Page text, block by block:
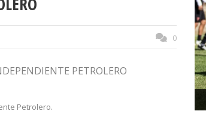
0
PETROLERO
Petrolero.